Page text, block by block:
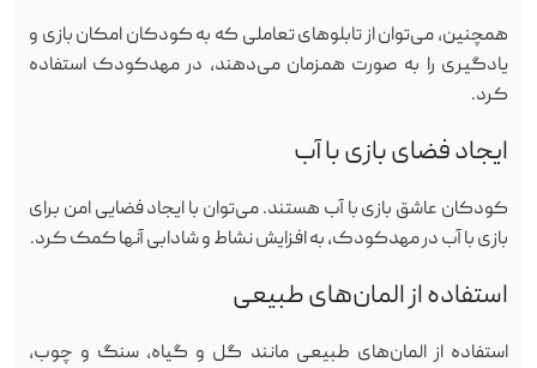
همچنین، می‌توان از تابلوهای تعاملی که به کودکان امکان بازی و
یادگیری را به صورت همزمان می‌دهند، در مهدکودک استفاده
کرد.
ایجاد فضای بازی با آب
کودکان عاشق بازی با آب هستند. می‌توان با ایجاد فضایی امن برای
بازی با آب در مهدکودک، به افزایش نشاط و شادابی آنها کمک کرد.
استفاده از المان‌های طبیعی
استفاده از المان‌های طبیعی مانند گل و گیاه، سنگ و چوب،